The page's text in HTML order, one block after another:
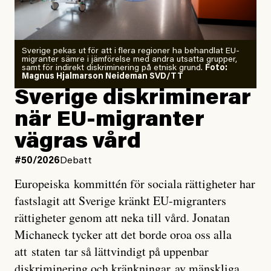
starkaste som uppmätts
Zeke Hausfather är chockad igen efter att ha
analyserat hur de olika klimatmodellerna bedömer
läget för hur den begynnande El Niño-händelsen ska
utveckla sig. El Niño är ett återkommande
väderfenomen som uppstår när havsvattnet i delar av
Stilla havet blir ovanligt varmt. Det påverkar vädret
över stora delar av världen och under
forskare allt oftare varnat för att den här El Niñon
Det verkar vara en underdrift, menar nu Zeke
Hausfather.
”Det ser ut som att årets El Niño inte bara med stor
Sverige pekas ut för att i flera regioner ha behandlat EU-
migranter sämre i jämförelse med andra utsatta grupper,
samt för indirekt diskriminering på etnisk grund. Foto:
Magnus Hjalmarson Neideman SVD/TT
Sverige diskriminerar
när EU-migranter
vägras vård
#50/2026 Debatt
Europeiska kommittén för sociala rättigheter har
fastslagit att Sverige kränkt EU-migranters
rättigheter genom att neka till vård. Jonatan
Michaneck tycker att det borde oroa oss alla
att staten tar så lättvindigt på uppenbar